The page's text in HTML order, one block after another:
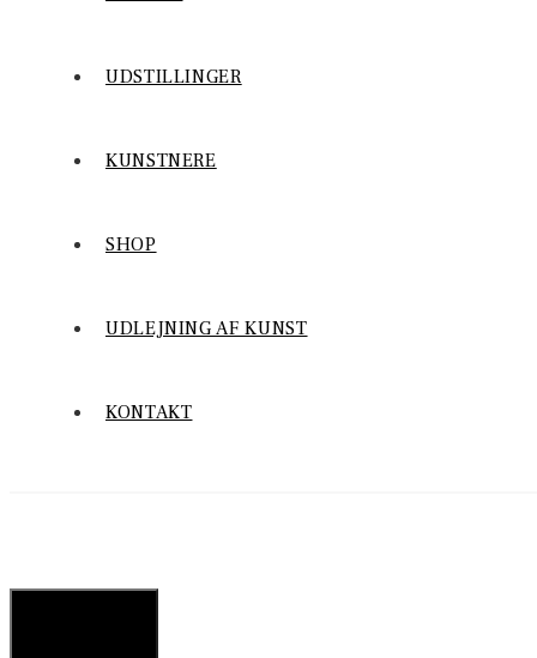
UDSTILLINGER
KUNSTNERE
SHOP
UDLEJNING AF KUNST
KONTAKT